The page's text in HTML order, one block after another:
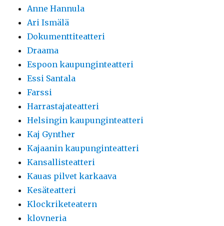
Anne Hannula
Ari Ismälä
Dokumenttiteatteri
Draama
Espoon kaupunginteatteri
Essi Santala
Farssi
Harrastajateatteri
Helsingin kaupunginteatteri
Kaj Gynther
Kajaanin kaupunginteatteri
Kansallisteatteri
Kauas pilvet karkaava
Kesäteatteri
Klockriketeatern
klovneria